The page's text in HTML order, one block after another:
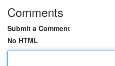
Comments
Submit a Comment
No HTML